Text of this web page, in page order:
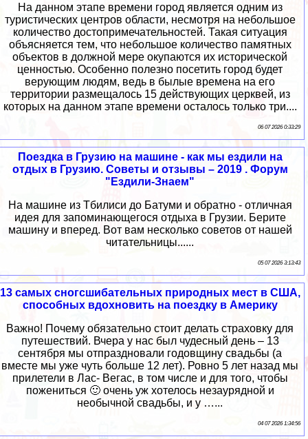
На данном этапе времени город является одним из
туристических центров области, несмотря на небольшое
количество достопримечательностей. Такая ситуация
объясняется тем, что небольшое количество памятных
объектов в должной мере окупаются их исторической
ценностью. Особенно полезно посетить город будет
верующим людям, ведь в былые времена на его
территории размещалось 15 действующих церквей, из
которых на данном этапе времени осталось только три....
06 07 2026 0:33:29
Поездка в Грузию на машине - как мы ездили на
отдых в Грузию. Советы и отзывы – 2019 . Форум
"Ездили-Знаем"
На машине из Тбилиси до Батуми и обратно - отличная
идея для запоминающегося отдыха в Грузии. Берите
машину и вперед. Вот вам несколько советов от нашей
читательницы......
05 07 2026 3:13:43
13 самых сногсшибательных природных мест в США,
способных вдохновить на поездку в Америку
Важно! Почему обязательно стоит делать страховку для
путешествий. Вчера у нас был чудесный день – 13
сентября мы отпраздновали годовщину свадьбы (а
вместе мы уже чуть больше 12 лет). Ровно 5 лет назад мы
прилетели в Лас- Вегас, в том числе и для того, чтобы
пожениться 🙂 очень уж хотелось незаурядной и
необычной свадьбы, и у …...
04 07 2026 1:34:56